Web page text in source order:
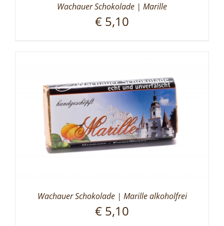
Wachauer Schokolade | Marille
€ 5,10
Wachauer Schokolade | Marille alkoholfrei
€ 5,10